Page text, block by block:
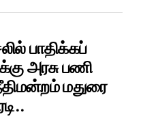
பாதிக்கப்
அரசு பணி
மதுரை